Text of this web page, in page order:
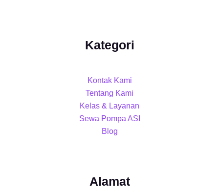
Kategori
Kontak Kami
Tentang Kami
Kelas & Layanan
Sewa Pompa ASI
Blog
Alamat